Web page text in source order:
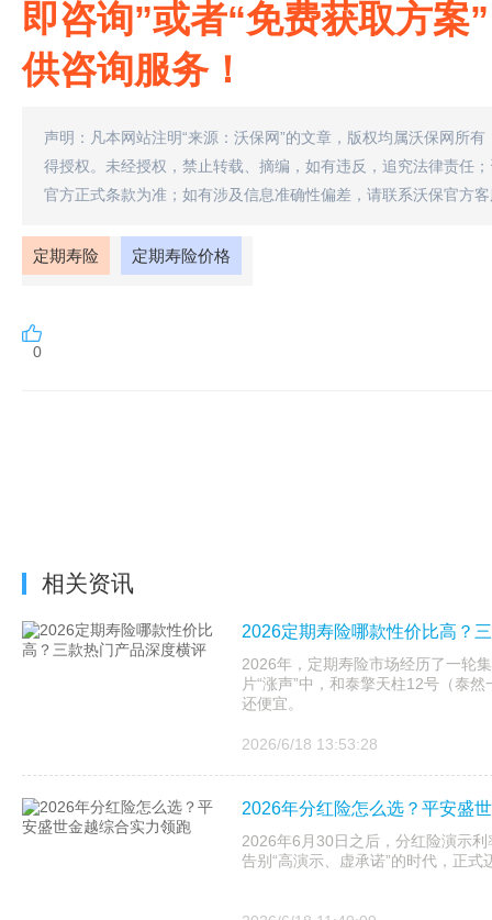
即咨询”或者“免费获取方案
供咨询服务！
声明：凡本网站注明“来源：沃保网”的文章，版权均属沃保网所
得授权。未经授权，禁止转载、摘编，如有违反，追究法律责任
官方正式条款为准；如有涉及信息准确性偏差，请联系沃保官方
定期寿险 定期寿险价格
0
相关资讯
2026定期寿险哪款性价比高？
2026年，定期寿险市场经历了一轮
片“涨声”中，和泰擎天柱12号（泰
还便宜。
2026/6/18 13:53:28
2026年分红险怎么选？平安盛
2026年6月30日之后，分红险演示
告别“高演示、虚承诺”的时代，正式